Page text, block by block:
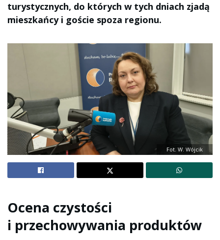
turystycznych, do których w tych dniach zjadą
mieszkańcy i goście spoza regionu.
Fot. W. Wójcik
Ocena czystości
i przechowywania produktów